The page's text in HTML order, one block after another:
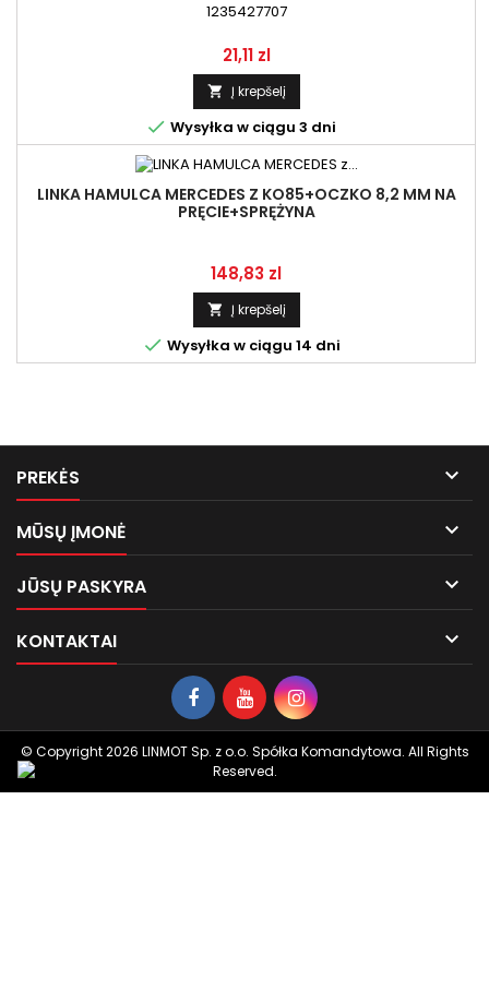
1235427707
Kaina
21,11 zl
 Į krepšelį
 Wysyłka w ciągu 3 dni
LINKA HAMULCA MERCEDES Z KO85+OCZKO 8,2 MM NA
PRĘCIE+SPRĘŻYNA
Kaina
148,83 zl
 Į krepšelį
 Wysyłka w ciągu 14 dni
PREKĖS 
MŪSŲ ĮMONĖ 
JŪSŲ PASKYRA 
KONTAKTAI 
© Copyright 2026 LINMOT Sp. z o.o. Spółka Komandytowa. All Rights
Reserved.